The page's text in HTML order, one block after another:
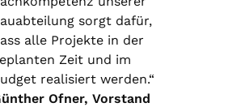
sorgt dafür,
alle Projekte in der
Zeit und im
realisiert werden.“
Ofner, Vorstand